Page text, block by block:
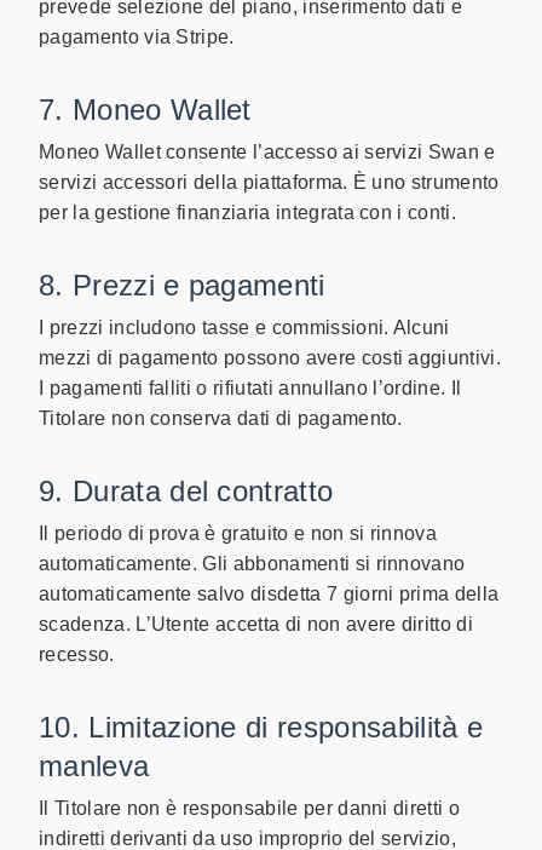
prevede selezione del piano, inserimento dati e
pagamento via Stripe.
7. Moneo Wallet
Moneo Wallet consente l’accesso ai servizi Swan e
servizi accessori della piattaforma. È uno strumento
per la gestione finanziaria integrata con i conti.
8. Prezzi e pagamenti
I prezzi includono tasse e commissioni. Alcuni
mezzi di pagamento possono avere costi aggiuntivi.
I pagamenti falliti o rifiutati annullano l’ordine. Il
Titolare non conserva dati di pagamento.
9. Durata del contratto
Il periodo di prova è gratuito e non si rinnova
automaticamente. Gli abbonamenti si rinnovano
automaticamente salvo disdetta 7 giorni prima della
scadenza. L’Utente accetta di non avere diritto di
recesso.
10. Limitazione di responsabilità e
manleva
Il Titolare non è responsabile per danni diretti o
indiretti derivanti da uso improprio del servizio,